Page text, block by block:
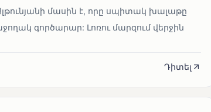
մասին է, որը սպիտակ խալաթը
գործարար: Լոռու մարզում վերջին
Դիտել